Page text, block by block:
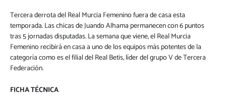
Tercera derrota del Real Murcia Femenino fuera de casa esta
temporada. Las chicas de Juando Alhama permanecen con 6 puntos
tras 5 jornadas disputadas. La semana que viene, el Real Murcia
Femenino recibirá en casa a uno de los equipos más potentes de la
categoría como es el filial del Real Betis, líder del grupo V de Tercera
Federación.
FICHA TÉCNICA